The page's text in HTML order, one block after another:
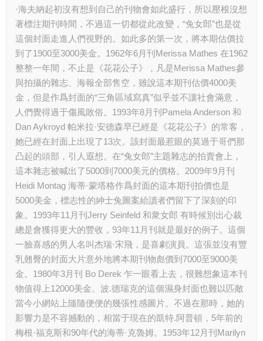
·海夫納起初沒有想到自己的刊物會如此盛行，所以壓根沒想
著標注期刊時間，不過這一切都從此改變，“兔女郎”也是從
這個封面走進人們視野的。如此多的第一次，將本期估價拉
到了1900至3000美金。1962年6月刊Merissa Mathes 在1962
整整一年間，不止是《花花公子》，凡是Merissa Mathes參
與拍攝的雜志、海報全部售空，雖說這本期刊估價4000美
金，但是作爲封面的“三角區域寫真”似乎並不讓社會滿意，
人們覺得過于傷風敗俗。1993年8月刊Pamela Anderson 和
Dan Aykroyd 帕米拉·安德森早已經是《花花公子》的常客，
她已經在封面上出現了13次。該封面最惹眼的莫過于哥們那
凸起的頭部，引人遐想。在“兔女郎”主題雜志的拍賣會上，
這本雜志被喊出了5000到7000美元的價格。2009年9月刊
Heidi Montag 海蒂·蒙塔格作爲封面的這本期刊拍價也是
5000美金，標志性的紳士兔圖案給讀者們留下了深刻的印
象。1993年11月刊Jerry Seinfeld 和衆女郎 有時候別出心裁
總是會獲得更大的豐收，93年11月刊就是最好的例子。這個
一臉喜感的男人名叫杰瑞·宋飛，是喜劇演員。這張並沒有豐
乳翹臀的封面大片意外地將本期刊物彪價到7000至9000美
金。1980年3月刊 Bo Derek 乍一眼看上去，很難想象這本刊
物值得上12000美金。波.德瑞克的這個濕身封面也難以匹敵
當今小網站上隨隨便便的幾張性感圖片。不過在那時，她的
影響力是不容撼動的，相當于現在的凱特.阿普頓，5年前的
梅根·福克斯和90年代的海蒂·克魯姆。1953年12月刊Marilyn